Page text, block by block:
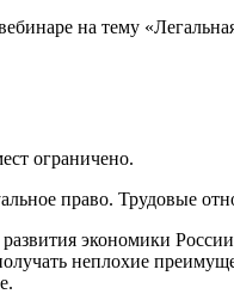
на тему
ограничено.
право. Трудовые
экономики
неплохие